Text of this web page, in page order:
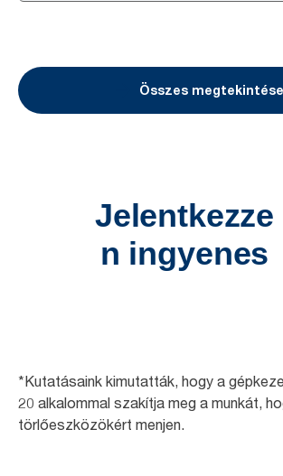
Összes megtekintése
*Kutatásaink kimutatták, hogy a
20 alkalommal szakítja meg a munkát,
törlőeszközökért menjen.